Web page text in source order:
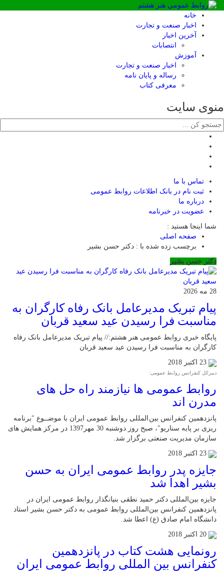
خانه
اخبار صنعت و تجارت
آخرین اخبار
انتصابات
آموزش
اخبار صنعت و تجارت
رساله و پایان نامه
معرفی کتاب
منوی سایت
تماس با ما
ثبت نام در بانک اطلاعات روابط عمومی
درباره ما
عضويت در خبرنامه
شما اینجا هستید :
صفحه اصلی
برچسب زده شده با : دکتر حسن بشیر
دکتر حسن بشیر
28 مه 2026
پیام تبریک مدیرعامل بانک رفاه کارگران به
مناسبت فرا رسیدن عید سعید قربان
پایگاه خبری روابط عمومی هنر هشتم:// پیام تبریک مدیرعامل بانک رفاه
کارگران به مناسبت فرا رسیدن عید سعید قربان
23 اکتبر 2018
دبیرکل کنفرانس روابط عمومی:
روابط عمومی ها نیازمند راه حل های
مدرن اند
پانزدهمین کنفرانس بین المللی روابط عمومی ایران با موضــوع "برنامه
ریزی بر پایه سناریو"، صبح روز دوشنبه 30 مهر1397 در مرکز همایش های
سازمان مدیریت صنعتی برگزار شد.
23 اکتبر 2018
جایزه پدر روابط عمومی ایران به حسن
بشیر اهدا شد
جایزه بین‌المللی دکتر حمید نطقی بنیانگذار روابط عمومی ایران در
پانزدهمین کنفرانس بین‌المللی روابط عمومی به دکتر حسن بشیر استاد
دانشگاه امام صادق (ع) اعطا شد.
20 اکتبر 2018
رونمایی هشت کتاب در پانزدهمین
کنفرانس بین المللی روابط عمومی ایران